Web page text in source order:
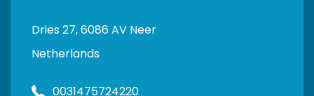
Dries 27, 6086 AV Neer
Netherlands
0031475724220